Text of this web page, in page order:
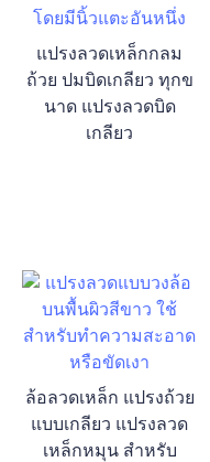
แปรงลวดเหล็กกลม
ถ้วย ปมบิดเกลียว ทุกข
นาด แปรงลวดบิด
เกลียว
ล้อลวดเหล็ก แปรงถ้วย
แบบเกลียว แปรงลวด
เหล็กหมุน สำหรับ